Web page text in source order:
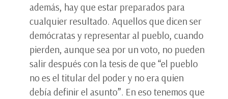
además, hay que estar preparados para
cualquier resultado. Aquellos que dicen ser
demócratas y representar al pueblo, cuando
pierden, aunque sea por un voto, no pueden
salir después con la tesis de que “el pueblo
no es el titular del poder y no era quien
debía definir el asunto”. En eso tenemos que